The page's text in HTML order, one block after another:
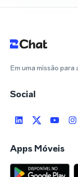
Em uma missão
Social
Apps Móveis